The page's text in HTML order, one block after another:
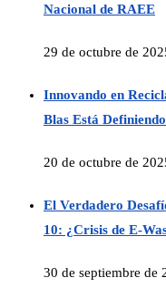
Nacional de RAEE
29 de octubre de
Innovando en
Blas Está
20 de octubre de
El Verdadero
10: ¿Crisis de E-
30 de septiembre de